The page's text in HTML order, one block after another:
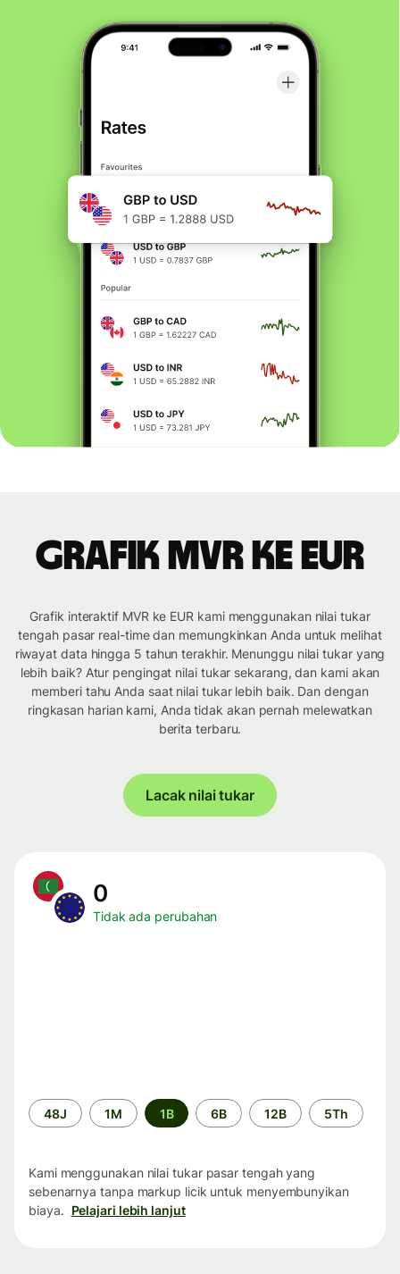
Grafik MVR ke EUR
Grafik interaktif MVR ke EUR kami menggunakan nilai tukar
tengah pasar real-time dan memungkinkan Anda untuk melihat
riwayat data hingga 5 tahun terakhir. Menunggu nilai tukar yang
lebih baik? Atur pengingat nilai tukar sekarang, dan kami akan
memberi tahu Anda saat nilai tukar lebih baik. Dan dengan
ringkasan harian kami, Anda tidak akan pernah melewatkan
berita terbaru.
Lacak nilai tukar
0
Tidak ada perubahan
Periode
waktu
48J 1M 1B 6B 12B 5Th
Kami menggunakan nilai tukar pasar tengah yang
sebenarnya tanpa markup licik untuk menyembunyikan
biaya. Pelajari lebih lanjut